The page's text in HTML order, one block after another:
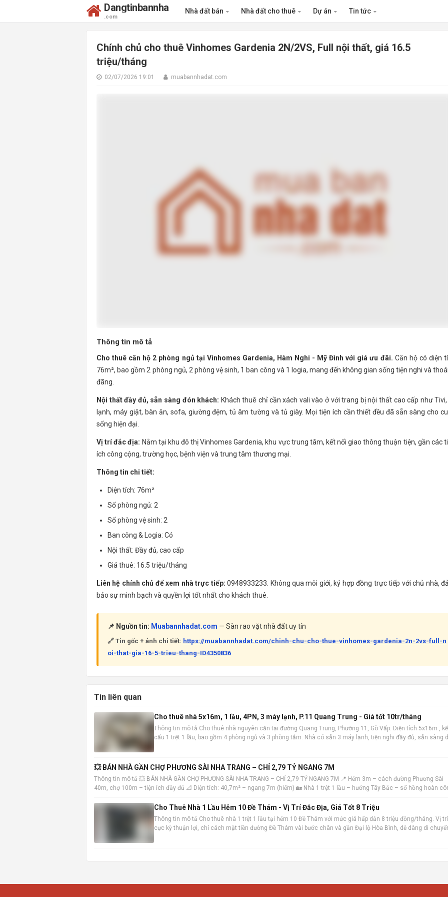
Dangtinbannha
.com
Nhà đất bán Nhà đất cho thuê Dự án Tin tức
Chính chủ cho thuê Vinhomes Gardenia 2N/2VS, Full nội thất, giá 16.5
triệu/tháng
02/07/2026 19:01 muabannhadat.com
Thông tin mô tả
Cho thuê căn hộ 2 phòng ngủ tại Vinhomes Gardenia, Hàm Nghi - Mỹ Đình với giá ưu đãi. Căn hộ có diện
76m², bao gồm 2 phòng ngủ, 2 phòng vệ sinh, 1 ban công và 1 logia, mang đến không gian sống tiện nghi và
đãng.
Nội thất đầy đủ, sẵn sàng đón khách: Khách thuê chỉ cần xách vali vào ở với trang bị nội thất cao cấp như
lạnh, máy giặt, bàn ăn, sofa, giường đệm, tủ âm tường và tủ giày. Mọi tiện ích cần thiết đều đã sẵn sàng cho
sống hiện đại.
Vị trí đắc địa: Nằm tại khu đô thị Vinhomes Gardenia, khu vực trung tâm, kết nối giao thông thuận tiện, gần các
ích công cộng, trường học, bệnh viện và trung tâm thương mại.
Thông tin chi tiết:
Diện tích: 76m²
Số phòng ngủ: 2
Số phòng vệ sinh: 2
Ban công & Logia: Có
Nội thất: Đầy đủ, cao cấp
Giá thuê: 16.5 triệu/tháng
Liên hệ chính chủ để xem nhà trực tiếp: 0948933233. Không qua môi giới, ký hợp đồng trực tiếp với chủ nhà,
bảo sự minh bạch và quyền lợi tốt nhất cho khách thuê.
📌 Nguồn tin: Muabannhadat.com — Sàn rao vặt nhà đất uy tín
🔗 Tin gốc + ảnh chi tiết: https://muabannhadat.com/chinh-chu-cho-thue-vinhomes-gardenia-2n-2vs-full-n
oi-that-gia-16-5-trieu-thang-ID4350836
Tin liên quan
Cho thuê nhà 5x16m, 1 lầu, 4PN, 3 máy lạnh, P.11 Quang Trung - Giá tốt 10tr/tháng
Thông tin mô tả Cho thuê nhà nguyên căn tại đường Quang Trung, Phường 11, Gò Vấp. Diện tích 5x16m ,
cấu 1 trệt 1 lầu, bao gồm 4 phòng ngủ và 3 phòng tắm. Nhà có sẵn 3 máy lạnh, tiện nghi đầy đủ, sẵn sàng
💥 BÁN NHÀ GẦN CHỢ PHƯƠNG SÀI NHA TRANG – CHỈ 2,79 TỶ NGANG 7M
Thông tin mô tả 💥 BÁN NHÀ GẦN CHỢ PHƯƠNG SÀI NHA TRANG – CHỈ 2,79 TỶ NGANG 7M 📍 Hẻm 3m – cách đường Phương Sài
40m, chợ 100m – tiện ích đầy đủ 📐 Diện tích: 40,7m² – ngang 7m (hiếm) 🏡 Nhà 1 trệt 1 lầu – hướng Tây Bắc – sổ hồng hoàn
Cho Thuê Nhà 1 Lầu Hẻm 10 Đề Thám - Vị Trí Đắc Địa, Giá Tốt 8 Triệu
Thông tin mô tả Cho thuê nhà 1 trệt 1 lầu tại hẻm 10 Đề Thám với mức giá hấp dẫn 8 triệu đồng/tháng. Vị trí
cực kỳ thuận lợi, chỉ cách mặt tiền đường Đề Thám vài bước chân và gần Đại lộ Hòa Bình, dễ dàng di